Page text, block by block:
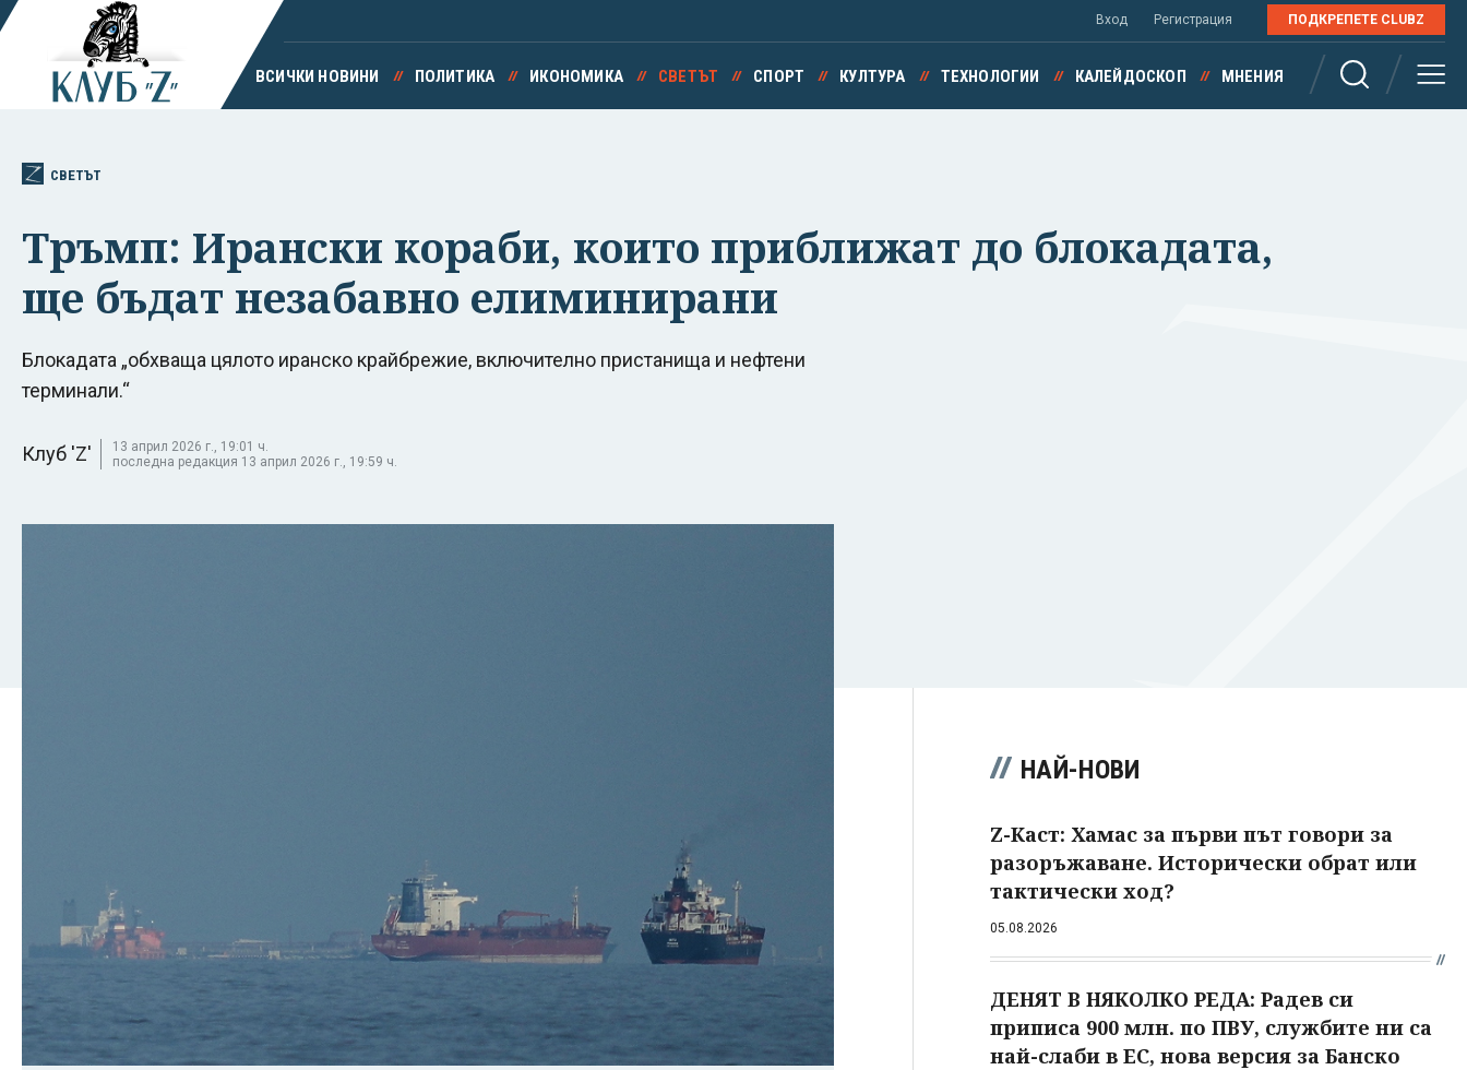
Вход Регистрация ПОДКРЕПЕТЕ CLUBZ
ВСИЧКИ НОВИНИ ПОЛИТИКА ИКОНОМИКА СВЕТЪТ СПОРТ КУЛТУРА ТЕХНОЛОГИИ КАЛЕЙДОСКОП МНЕНИЯ
СВЕТЪТ
Тръмп: Ирански кораби, които приближат до блокадата,
ще бъдат незабавно елиминирани
Блокадата „обхваща цялото иранско крайбрежие, включително пристанища и нефтени
терминали.“
Клуб 'Z'
13 април 2026 г., 19:01 ч.
последна редакция 13 април 2026 г., 19:59 ч.
НАЙ-НОВИ
Z-Каст: Хамас за първи път говори за
разоръжаване. Исторически обрат или
тактически ход?
05.08.2026
ДЕНЯТ В НЯКОЛКО РЕДА: Радев си
приписа 900 млн. по ПВУ, службите ни са
най-слаби в ЕС, нова версия за Банско